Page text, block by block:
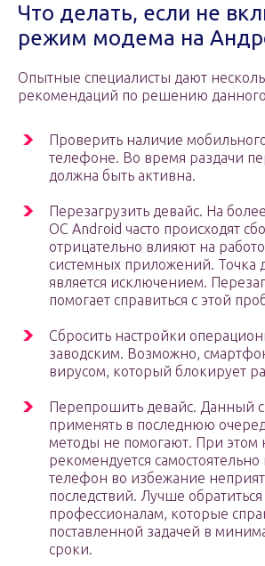
Что делать, если не
режим модема на
Опытные специалисты дают
рекомендаций по решению
Проверить наличие
телефоне. Во время раздачи
должна быть активна.
Перезагрузить девайс. На
OC Android часто происходят
отрицательно влияют на
системных приложений. Точка
является исключением.
помогает справиться с этой
Сбросить настройки
заводским. Возможно,
вирусом, который блокирует
Перепрошить девайс. Данный
применять в последнюю
методы не помогают. При этом
рекомендуется
телефон во избежание
последствий. Лучше
профессионалам, которые
поставленной задачей в
сроки.